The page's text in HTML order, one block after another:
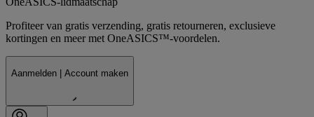
Profiteer van gratis verzending, gratis retourneren, exclusieve
kortingen en meer met OneASICS™-voordelen.
Aanmelden | Account maken